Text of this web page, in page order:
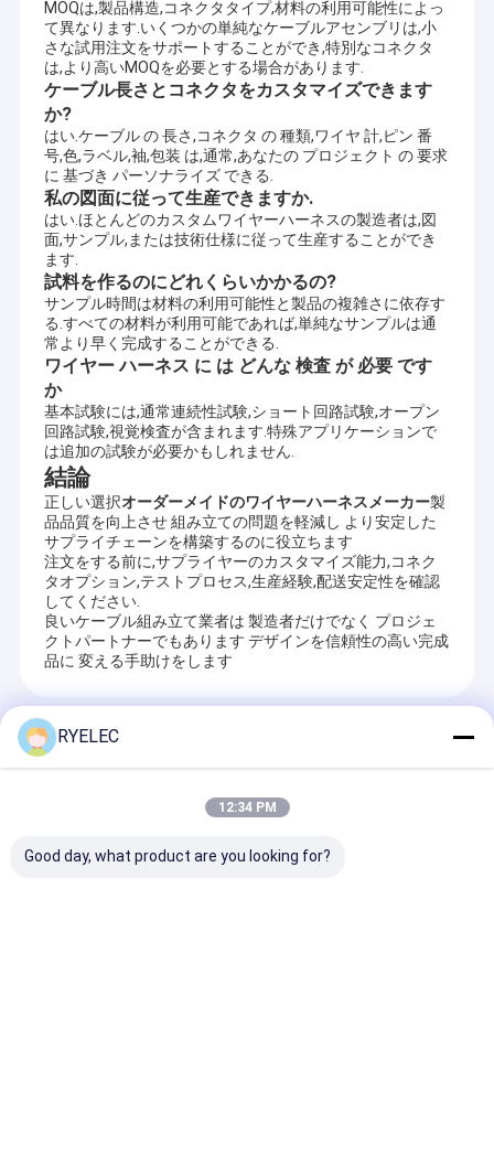
MOQは,製品構造,コネクタタイプ,材料の利用可能性によっ
て異なります.いくつかの単純なケーブルアセンブリは,小
さな試用注文をサポートすることができ,特別なコネクタ
は,より高いMOQを必要とする場合があります.
ケーブル長さとコネクタをカスタマイズできます
か?
はい.ケーブル の 長さ,コネクタ の 種類,ワイヤ 計,ピン 番
号,色,ラベル,袖,包装 は,通常,あなたの プロジェクト の 要求
に 基づき パーソナライズ できる.
私の図面に従って生産できますか.
はい.ほとんどのカスタムワイヤーハーネスの製造者は,図
面,サンプル,または技術仕様に従って生産することができ
ます.
試料を作るのにどれくらいかかるの?
サンプル時間は材料の利用可能性と製品の複雑さに依存す
る.すべての材料が利用可能であれば,単純なサンプルは通
常より早く完成することができる.
ワイヤー ハーネス に は どんな 検査 が 必要 です
か
基本試験には,通常連続性試験,ショート回路試験,オープン
回路試験,視覚検査が含まれます.特殊アプリケーションで
は追加の試験が必要かもしれません.
結論
正しい選択オーダーメイドのワイヤーハーネスメーカー製
品品質を向上させ 組み立ての問題を軽減し より安定した
サプライチェーンを構築するのに役立ちます
注文をする前に,サプライヤーのカスタマイズ能力,コネク
タオプション,テストプロセス,生産経験,配送安定性を確認
してください.
良いケーブル組み立て業者は 製造者だけでなく プロジェ
クトパートナーでもあります デザインを信頼性の高い完成
品に 変える手助けをします
Recommended Products
RYELEC
12:34 PM
Good day, what product are you looking for?